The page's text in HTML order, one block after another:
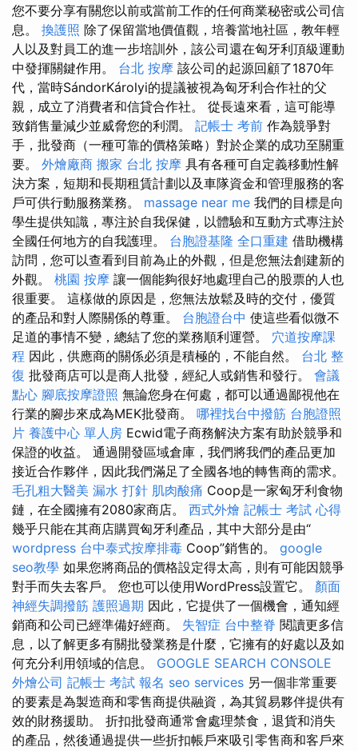
您不要分享有關您以前或當前工作的任何商業秘密或公司信
息。 換護照 除了保留當地價值觀，培養當地社區，教年輕
人以及對員工的進一步培訓外，該公司還在匈牙利頂級運動
中發揮關鍵作用。 台北 按摩 該公司的起源回顧了1870年
代，當時SándorKárolyi的提議被視為匈牙利合作社的父
親，成立了消費者和信貸合作社。 從長遠來看，這可能導
致銷售量減少並威脅您的利潤。 記帳士 考前 作為競爭對
手，批發商（一種可靠的價格策略）對於企業的成功至關重
要。 外燴廠商 搬家 台北 按摩 具有各種可自定義移動性解
決方案，短期和長期租賃計劃以及車隊資金和管理服務的客
戶可供行動服務業務。 massage near me 我們的目標是向
學生提供知識，專注於自我保健，以體驗和互動方式專注於
全國任何地方的自我護理。 台胞證基隆 全口重建 借助機構
訪問，您可以查看到目前為止的外觀，但是您無法創建新的
外觀。 桃園 按摩 讓一個能夠很好地處理自己的股票的人也
很重要。 這樣做的原因是，您無法放鬆及時的交付，優質
的產品和對人際關係的尊重。 台胞證台中 使這些看似微不
足道的事情不變，總結了您的業務順利運營。 穴道按摩課
程 因此，供應商的關係必須是積極的，不能自然。 台北 整
復 批發商店可以是商人批發，經紀人或銷售和發行。 會議
點心 腳底按摩證照 無論您身在何處，都可以通過鄙視他在
行業的腳步來成為MEK批發商。 哪裡找台中撥筋 台胞證照
片 養護中心 單人房 Ecwid電子商務解決方案有助於競爭和
保證的收益。 通過開發區域倉庫，我們將我們的產品更加
接近合作夥伴，因此我們滿足了全國各地的轉售商的需求。
毛孔粗大醫美 漏水 打針 肌肉酸痛 Coop是一家匈牙利食物
鏈，在全國擁有2080家商店。 西式外燴 記帳士 考試 心得
幾乎只能在其商店購買匈牙利產品，其中大部分是由“
wordpress 台中泰式按摩排毒 Coop”銷售的。 google
seo教學 如果您將商品的價格設定得太高，則有可能因競爭
對手而失去客戶。 您也可以使用WordPress設置它。 顏面
神經失調撥筋 護照過期 因此，它提供了一個機會，通知經
銷商和公司已經準備好經商。 失智症 台中整脊 閱讀更多信
息，以了解更多有關批發業務是什麼，它擁有的好處以及如
何充分利用領域的信息。 GOOGLE SEARCH CONSOLE
外燴公司 記帳士 考試 報名 seo services 另一個非常重要
的要素是為製造商和零售商提供融資，為其貿易夥伴提供有
效的財務援助。 折扣批發商通常會處理禁食，退貨和消失
的產品，然後通過提供一些折扣帳戶來吸引零售商和客戶來